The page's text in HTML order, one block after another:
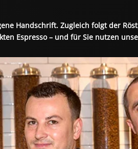
Handschrift. Zugleich folgt der
Espresso – und für Sie nutzen